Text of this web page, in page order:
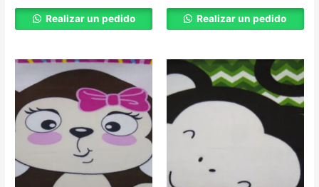
Realizar un pedido Realizar un pedido